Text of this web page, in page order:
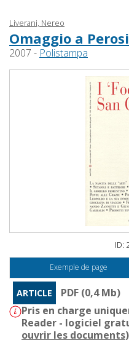
Liverani, Nereo
Omaggio a Perosi
2007 - Polistampa
ID:
Exemple de page
ARTICLE
PDF (0,4 Mb)
Pris en charge
Reader - logiciel
ouvrir les documents)